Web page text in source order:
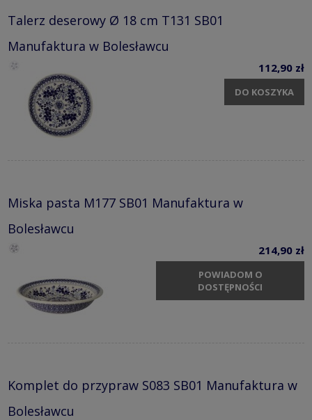
Talerz deserowy Ø 18 cm T131 SB01
Manufaktura w Bolesławcu
112,90 zł
DO KOSZYKA
Miska pasta M177 SB01 Manufaktura w
Bolesławcu
214,90 zł
POWIADOM O
DOSTĘPNOŚCI
Komplet do przypraw S083 SB01 Manufaktura w
Bolesławcu